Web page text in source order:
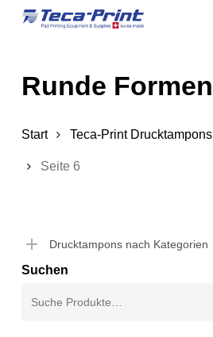
Skip
contentRunde Formen
Start Teca-Print Drucktampons
Seite 6
Drucktampons nach Kategorien
Suchen